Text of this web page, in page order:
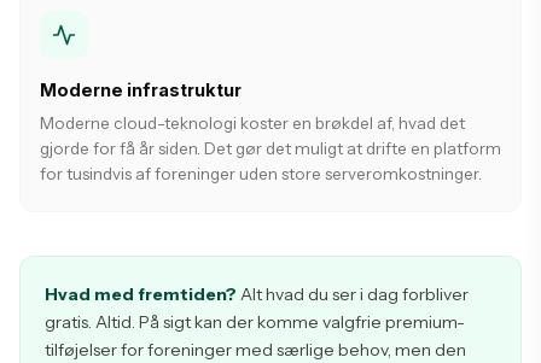
Moderne infrastruktur
Moderne cloud-teknologi koster en brøkdel af, hvad det
gjorde for få år siden. Det gør det muligt at drifte en platform
for tusindvis af foreninger uden store serveromkostninger.
Hvad med fremtiden? Alt hvad du ser i dag forbliver
gratis. Altid. På sigt kan der komme valgfrie premium-
tilføjelser for foreninger med særlige behov, men den